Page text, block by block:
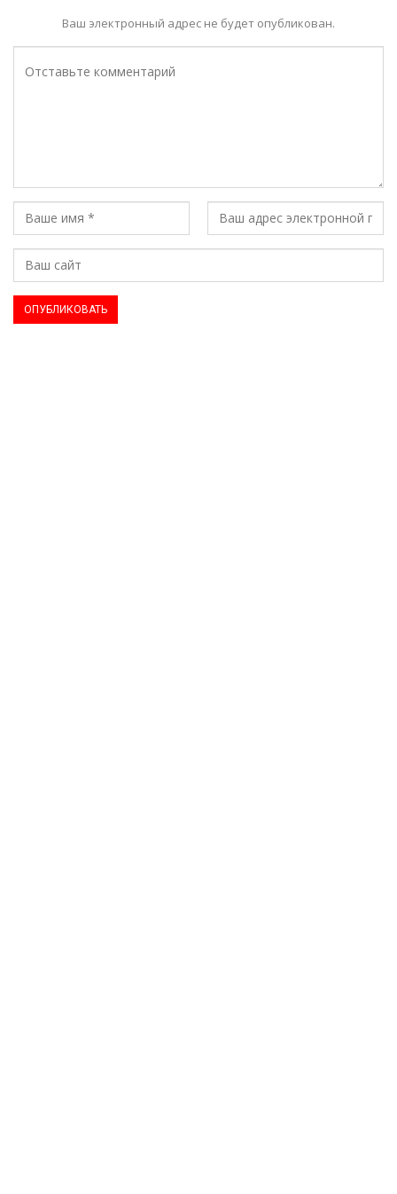
Ваш электронный адрес не будет опубликован.